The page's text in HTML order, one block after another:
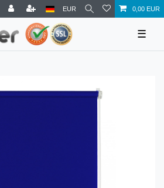
EUR 0,00 EUR
☰